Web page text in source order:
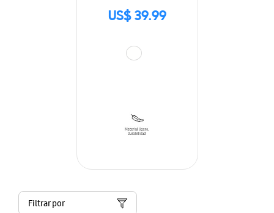
US$ 39.99
Filtrar por